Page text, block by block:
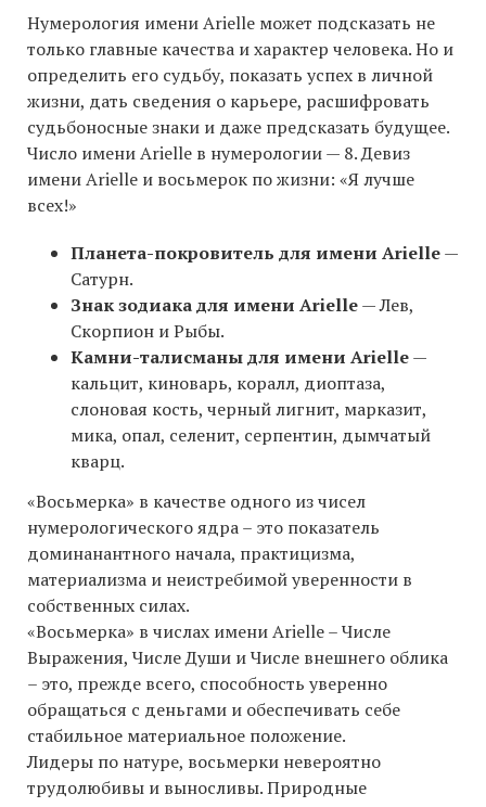
Нумерология имени Arielle может подсказать не
только главные качества и характер человека. Но и
определить его судьбу, показать успех в личной
жизни, дать сведения о карьере, расшифровать
судьбоносные знаки и даже предсказать будущее.
Число имени Arielle в нумерологии — 8. Девиз
имени Arielle и восьмерок по жизни: «Я лучше
всех!»
Планета-покровитель для имени Arielle—
Сатурн.
Знак зодиака для имени Arielle— Лев,
Скорпион и Рыбы.
Камни-талисманы для имени Arielle—
кальцит, киноварь, коралл, диоптаза,
слоновая кость, черный лигнит, марказит,
мика, опал, селенит, серпентин, дымчатый
кварц.
«Восьмерка» в качестве одного из чисел
нумерологического ядра – это показатель
доминанантного начала, практицизма,
материализма и неистребимой уверенности в
собственных силах.
«Восьмерка» в числах имени Arielle – Числе
Выражения, Числе Души и Числе внешнего облика
– это, прежде всего, способность уверенно
обращаться с деньгами и обеспечивать себе
стабильное материальное положение.
Лидеры по натуре, восьмерки невероятно
трудолюбивы и выносливы. Природные